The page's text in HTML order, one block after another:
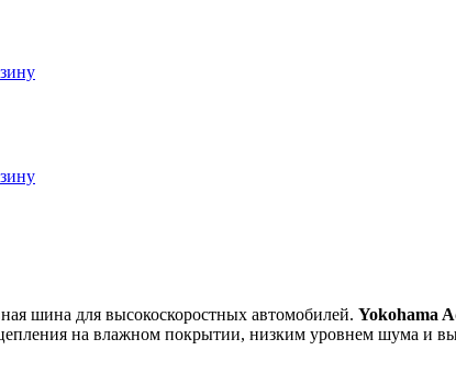
шина для высокоскоростных автомобилей. Yokohama
на влажном покрытии, низким уровнем шума и